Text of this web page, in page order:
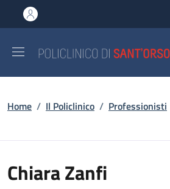
al contenuto principale
to footer content
Briciole di pane
Home / Il Policlinico / Professionisti
Chiara Zanfi